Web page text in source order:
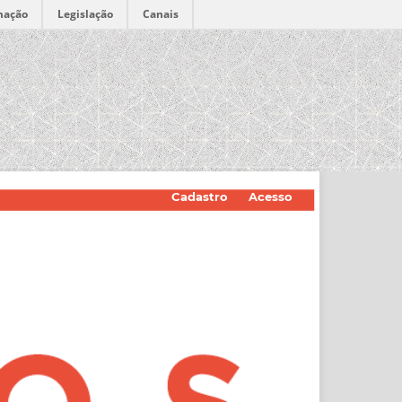
Legislação Canais
Cadastro Acesso